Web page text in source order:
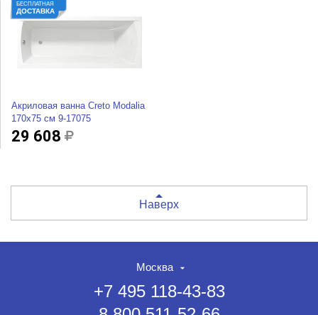
БЕСПЛАТНАЯ
ДОСТАВКА
Акриловая ванна Creto Modalia
170x75 см 9-17075
29 608
Наверх
Москва
+7 495 118-43-83